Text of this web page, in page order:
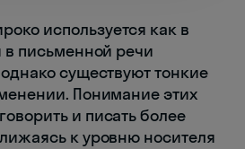
используется как в
в письменной речи
существуют тонкие
Понимание этих
и писать более
к уровню носителя